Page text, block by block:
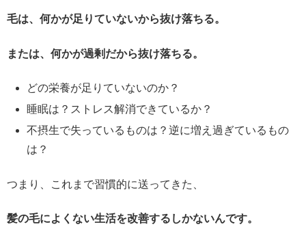
毛は、何かが足りていないから抜け落ちる。
または、何かが過剰だから抜け落ちる。
どの栄養が足りていないのか？
睡眠は？ストレス解消できているか？
不摂生で失っているものは？逆に増え過ぎているもの
は？
つまり、これまで習慣的に送ってきた、
髪の毛によくない生活を改善するしかないんです。